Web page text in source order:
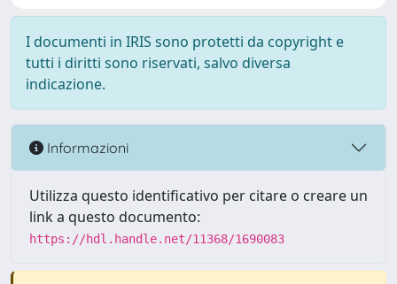
I documenti in IRIS sono protetti da copyright e
tutti i diritti sono riservati, salvo diversa
indicazione.
Informazioni
Utilizza questo identificativo per citare o creare un
link a questo documento:
https://hdl.handle.net/11368/1690083